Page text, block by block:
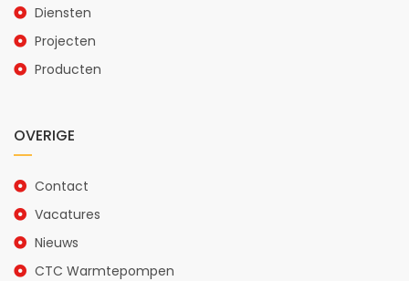
Diensten
Projecten
Producten
OVERIGE
Contact
Vacatures
Nieuws
CTC Warmtepompen